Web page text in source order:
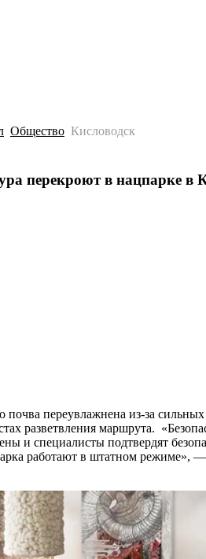
Общество Кисловодск
перекроют в нацпарке в
переувлажнена из-за
разветвления маршрута.
и специалисты подтвердят
работают в штатном режиме»,